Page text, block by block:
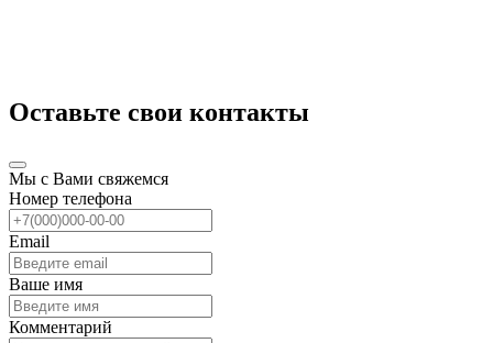
Оставьте свои контакты
Мы с Вами свяжемся
Номер телефона
Email
Ваше имя
Комментарий